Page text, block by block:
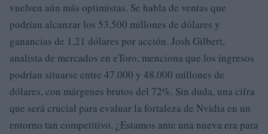
vuelven aún más optimistas. Se habla de ventas que
podrían alcanzar los 53.500 millones de dólares y
ganancias de 1,21 dólares por acción. Josh Gilbert,
analista de mercados en eToro, menciona que los ingresos
podrían situarse entre 47.000 y 48.000 millones de
dólares, con márgenes brutos del 72%. Sin duda, una cifra
que será crucial para evaluar la fortaleza de Nvidia en un
entorno tan competitivo. ¿Estamos ante una nueva era para